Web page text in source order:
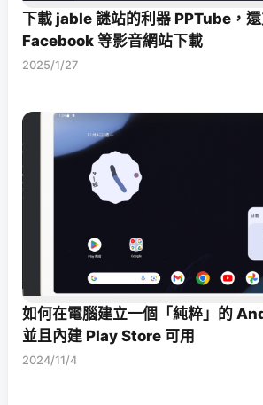
下載 jable 謎站的利器 PPTube，
Facebook 等影音網站下載
2025/1/27
如何在電腦建立一個「純粹」的
並且內建 Play Store 可用
2024/11/4